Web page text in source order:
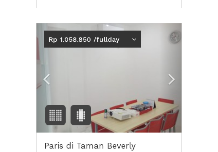
Previous Next2
Rp 1.058.850 /fullday
Paris di Taman Beverly